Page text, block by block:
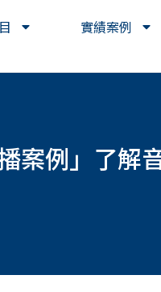
實績案例
案例」了解